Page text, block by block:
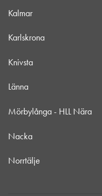
Kalmar
Karlskrona
Knivsta
Länna
Mörbylånga - HLL Nära
Nacka
Norrtälje